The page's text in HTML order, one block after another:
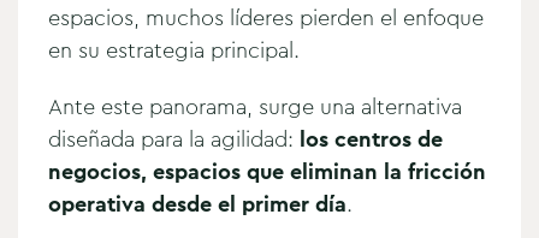
espacios, muchos líderes pierden el enfoque
en su estrategia principal.
Ante este panorama, surge una alternativa
diseñada para la agilidad: los centros de
negocios, espacios que eliminan la fricción
operativa desde el primer día.